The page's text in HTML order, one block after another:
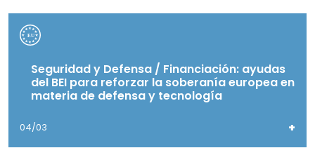
Seguridad y Defensa / Financiación: ayudas
del BEI para reforzar la soberanía europea en
materia de defensa y tecnología
04/03 +